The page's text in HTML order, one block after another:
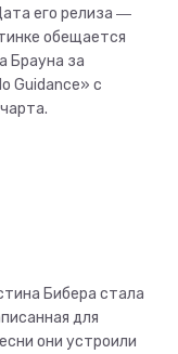
его релиза ―
обещается
Брауна за
Guidance» с
Бибера стала
для
они устроили